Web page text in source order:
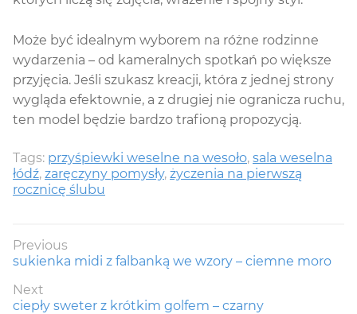
Może być idealnym wyborem na różne rodzinne
wydarzenia – od kameralnych spotkań po większe
przyjęcia. Jeśli szukasz kreacji, która z jednej strony
wygląda efektownie, a z drugiej nie ogranicza ruchu,
ten model będzie bardzo trafioną propozycją.
Tags: przyśpiewki weselne na wesoło, sala weselna
łódź, zaręczyny pomysły, życzenia na pierwszą
rocznicę ślubu
Nawigacja
wpisu
Previous
Previous
sukienka midi z falbanką we wzory – ciemne moro
Next
Next
ciepły sweter z krótkim golfem – czarny